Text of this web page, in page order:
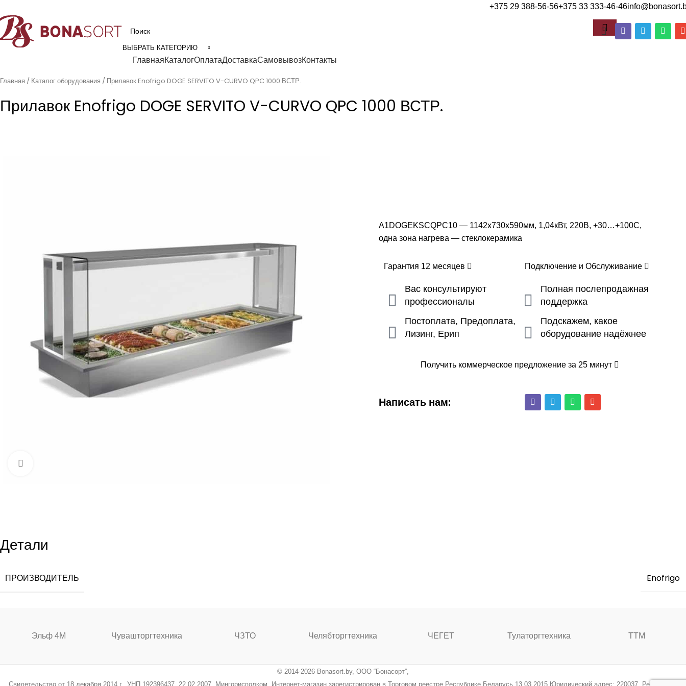
+375 29 388-56-56+375 33 333-46-46
ВЫБРАТЬ КАТЕГОРИЮ
ГлавнаяКаталогОплатаДоставкаСамовывозКонтакты
Главная Каталог оборудования Прилавок Enofrigo DOGE SERVITO V-CURVO QPC 1000 ВСТР.
Прилавок Enofrigo DOGE SERVITO V-CURVO QPC 1000 ВСТР.
A1DOGEKSCQPC10 — 1142х730х590мм, 1,04кВт, 220В, +30…+100С,
одна зона нагрева — стеклокерамика
Гарантия 12 месяцев Подключение и Обслуживание
Вас консультируют
профессионалы
Постоплата, Предоплата,
Лизинг, Ерип
Полная послепродажная
поддержка
Подскажем, какое
оборудование надёжнее
Получить коммерческое предложение за 25 минут
Написать нам:
Детали
ПРОИЗВОДИТЕЛЬ Enofrigo
Эльф 4М Чувашторгтехника ЧЗТО Челябторгтехника ЧЕГЕТ Тулаторгтехника ТТМ
© 2014-2026 Bonasort.by, ООО “Бонасорт”,
Свидетельство от 18 декабря 2014 г., УНП 192396437, 22.02.2007, Мингорисполком. Интернет-магазин зарегистрирован в Торговом реестре Республике Беларусь 13.03.2015 Юридический адрес: 220037, Республика